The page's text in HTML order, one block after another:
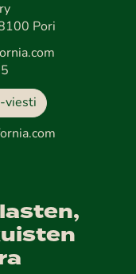
Pori
viesti